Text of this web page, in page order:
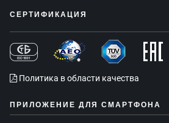
СЕРТИФИКАЦИЯ
Политика в области качества
ПРИЛОЖЕНИЕ ДЛЯ СМАРТФОНА